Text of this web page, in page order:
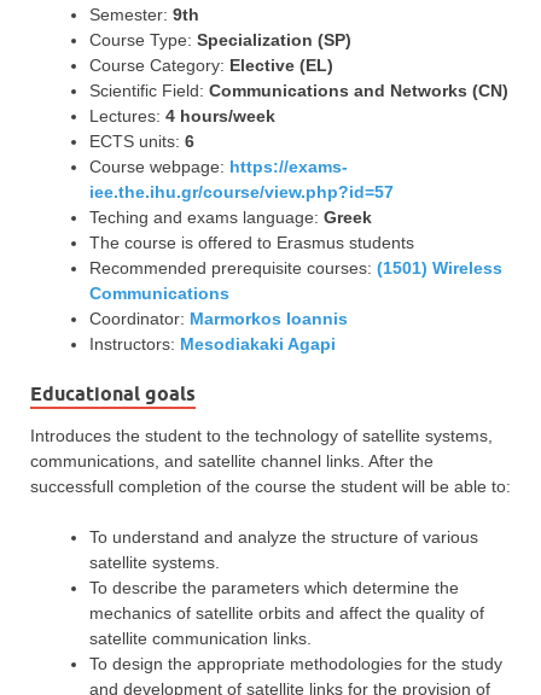
Semester: 9th
Course Type: Specialization (SP)
Course Category: Elective (EL)
Scientific Field: Communications and Networks (CN)
Lectures: 4 hours/week
ECTS units: 6
Course webpage: https://exams-
iee.the.ihu.gr/course/view.php?id=57
Teching and exams language: Greek
The course is offered to Erasmus students
Recommended prerequisite courses: (1501) Wireless
Communications
Coordinator: Marmorkos Ioannis
Instructors: Mesodiakaki Agapi
Educational goals
Introduces the student to the technology of satellite systems,
communications, and satellite channel links. After the
successfull completion of the course the student will be able to:
To understand and analyze the structure of various
satellite systems.
To describe the parameters which determine the
mechanics of satellite orbits and affect the quality of
satellite communication links.
To design the appropriate methodologies for the study
and development of satellite links for the provision of